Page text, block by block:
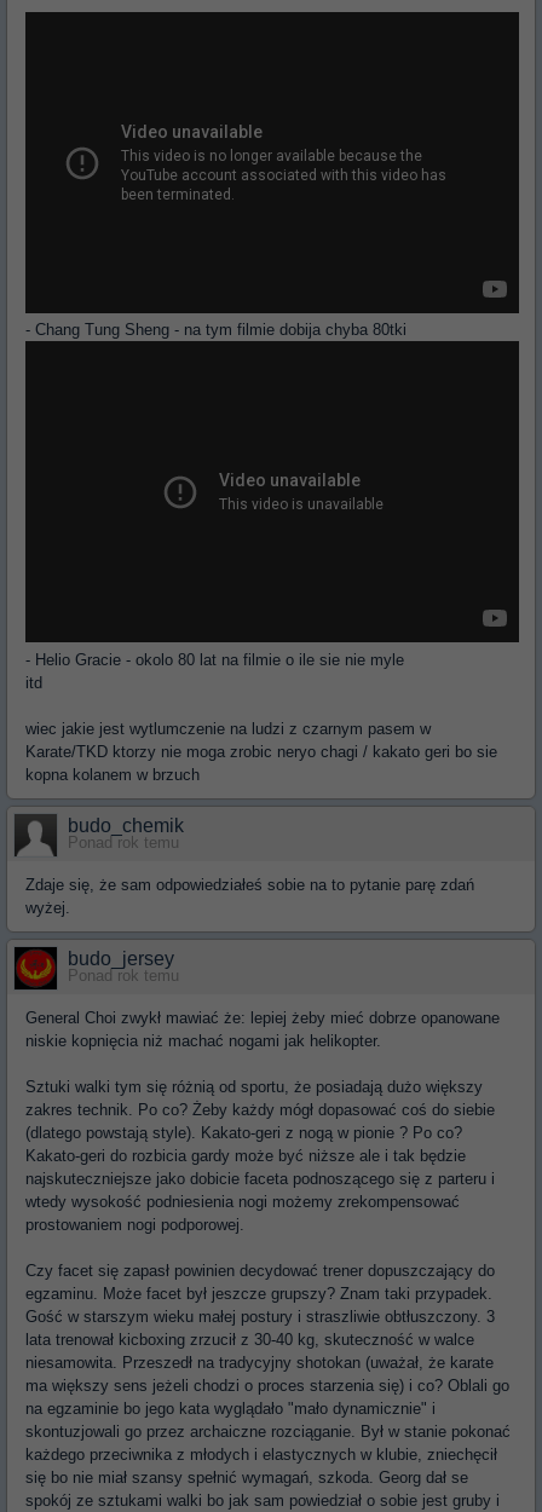
- Chang Tung Sheng - na tym filmie dobija chyba 80tki
- Helio Gracie - okolo 80 lat na filmie o ile sie nie myle
itd
wiec jakie jest wytlumczenie na ludzi z czarnym pasem w
Karate/TKD ktorzy nie moga zrobic neryo chagi / kakato geri bo sie
kopna kolanem w brzuch
budo_chemik
Ponad rok temu
Zdaje się, że sam odpowiedziałeś sobie na to pytanie parę zdań
wyżej.
budo_jersey
Ponad rok temu
General Choi zwykł mawiać że: lepiej żeby mieć dobrze opanowane
niskie kopnięcia niż machać nogami jak helikopter.
Sztuki walki tym się różnią od sportu, że posiadają dużo większy
zakres technik. Po co? Żeby każdy mógł dopasować coś do siebie
(dlatego powstają style). Kakato-geri z nogą w pionie ? Po co?
Kakato-geri do rozbicia gardy może być niższe ale i tak będzie
najskuteczniejsze jako dobicie faceta podnoszącego się z parteru i
wtedy wysokość podniesienia nogi możemy zrekompensować
prostowaniem nogi podporowej.
Czy facet się zapasł powinien decydować trener dopuszczający do
egzaminu. Może facet był jeszcze grupszy? Znam taki przypadek.
Gość w starszym wieku małej postury i straszliwie obtłuszczony. 3
lata trenował kicboxing zrzucił z 30-40 kg, skuteczność w walce
niesamowita. Przeszedł na tradycyjny shotokan (uważał, że karate
ma większy sens jeżeli chodzi o proces starzenia się) i co? Oblali go
na egzaminie bo jego kata wyglądało "mało dynamicznie" i
skontuzjowali go przez archaiczne rozciąganie. Był w stanie pokonać
każdego przeciwnika z młodych i elastycznych w klubie, zniechęcił
się bo nie miał szansy spełnić wymagań, szkoda. Georg dał se
spokój ze sztukami walki bo jak sam powiedział o sobie jest gruby i